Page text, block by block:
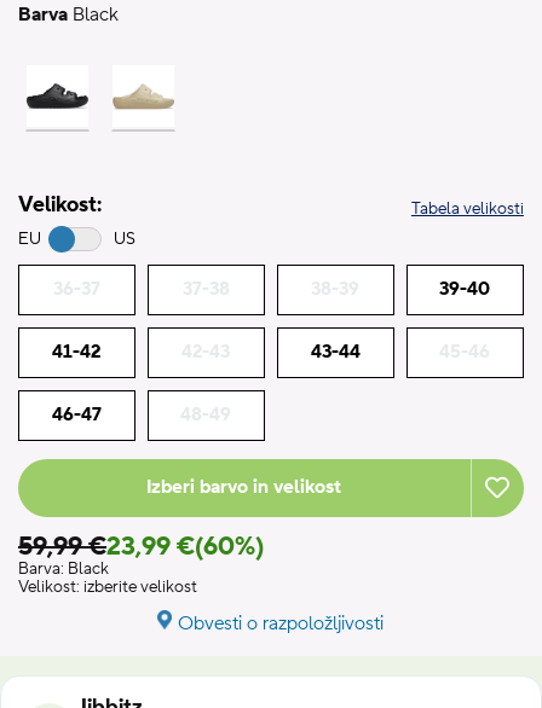
Barva Black
Velikost:
EU US
Tabela velikosti
36-37 37-38 38-39 39-40
41-42 42-43 43-44 45-46
46-47 48-49
Izberi barvo in velikost
59,99 €23,99 €(60%)
Barva: Black
Velikost: izberite velikost
Obvesti o razpoložljivosti